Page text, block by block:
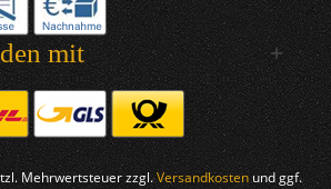
mit
Mehrwertsteuer zzgl.Versandkosten und ggf.